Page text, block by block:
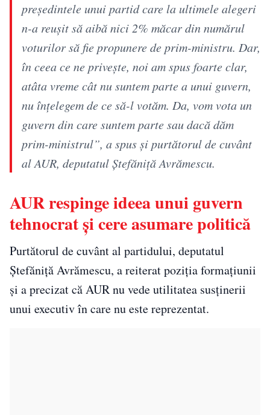
preşedintele unui partid care la ultimele alegeri
n-a reuşit să aibă nici 2% măcar din numărul
voturilor să fie propunere de prim-ministru. Dar,
în ceea ce ne priveşte, noi am spus foarte clar,
atâta vreme cât nu suntem parte a unui guvern,
nu înţelegem de ce să-l votăm. Da, vom vota un
guvern din care suntem parte sau dacă dăm
prim-ministrul”, a spus şi purtătorul de cuvânt
al AUR, deputatul Ştefăniţă Avrămescu.
AUR respinge ideea unui guvern
tehnocrat și cere asumare politică
Purtătorul de cuvânt al partidului, deputatul
Ștefăniță Avrămescu, a reiterat poziția formațiunii
și a precizat că AUR nu vede utilitatea susținerii
unui executiv în care nu este reprezentat.